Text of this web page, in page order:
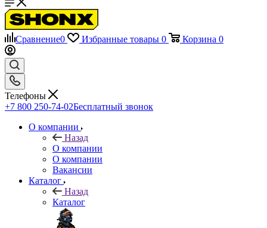
Сравнение0 Избранные товары 0 Корзина 0
Телефоны
+7 800 250-74-02Бесплатный звонок
О компании
Назад
О компании
О компании
Вакансии
Каталог
Назад
Каталог